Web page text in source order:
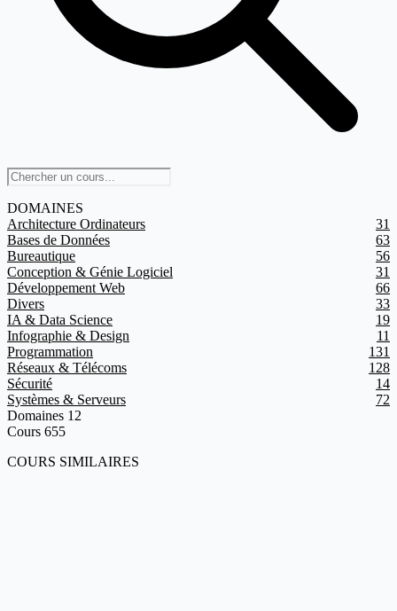
DOMAINES
Architecture Ordinateurs
31
Bases de Données
63
Bureautique
56
Conception & Génie Logiciel
31
Développement Web
66
Divers
33
IA & Data Science
19
Infographie & Design
11
Programmation
131
Réseaux & Télécoms
128
Sécurité
14
Systèmes & Serveurs
72
Domaines 12
Cours 655
COURS SIMILAIRES